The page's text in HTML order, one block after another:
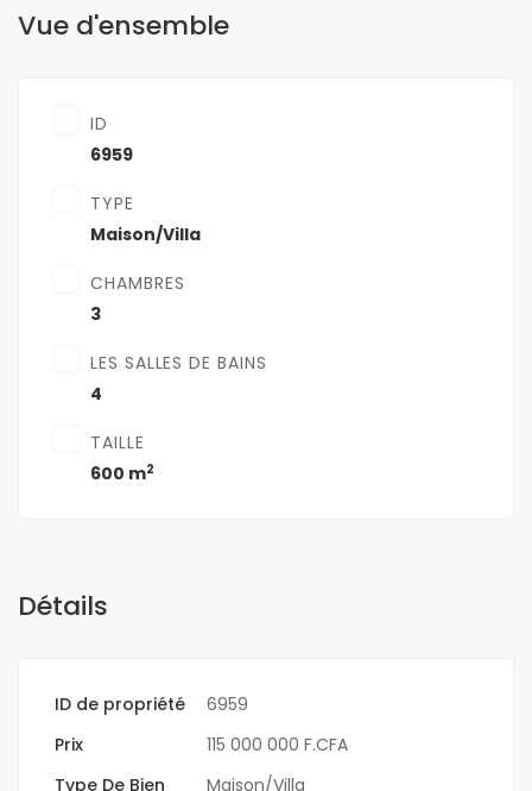
Vue d'ensemble
ID
6959
TYPE
Maison/Villa
CHAMBRES
3
LES SALLES DE BAINS
4
TAILLE
600 m2
Détails
ID de propriété
6959
Prix
115 000 000 F.CFA
Type De Bien
Maison/Villa